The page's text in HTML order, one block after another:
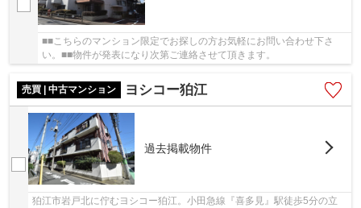
■■こちらのマンション限定でお探しの方お気軽にお問い合わせ下さ
い。■■物件が発表になり次第ご連絡させて頂きます。
売買 | 中古マンション ヨシコー狛江
過去掲載物件
狛江市岩戸北に佇むヨシコー狛江。小田急線『喜多見』駅徒歩5分の立